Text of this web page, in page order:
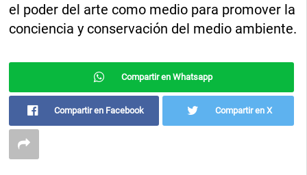
el poder del arte como medio para promover la
conciencia y conservación del medio ambiente.
Compartir en Whatsapp
Compartir en Facebook Compartir en X